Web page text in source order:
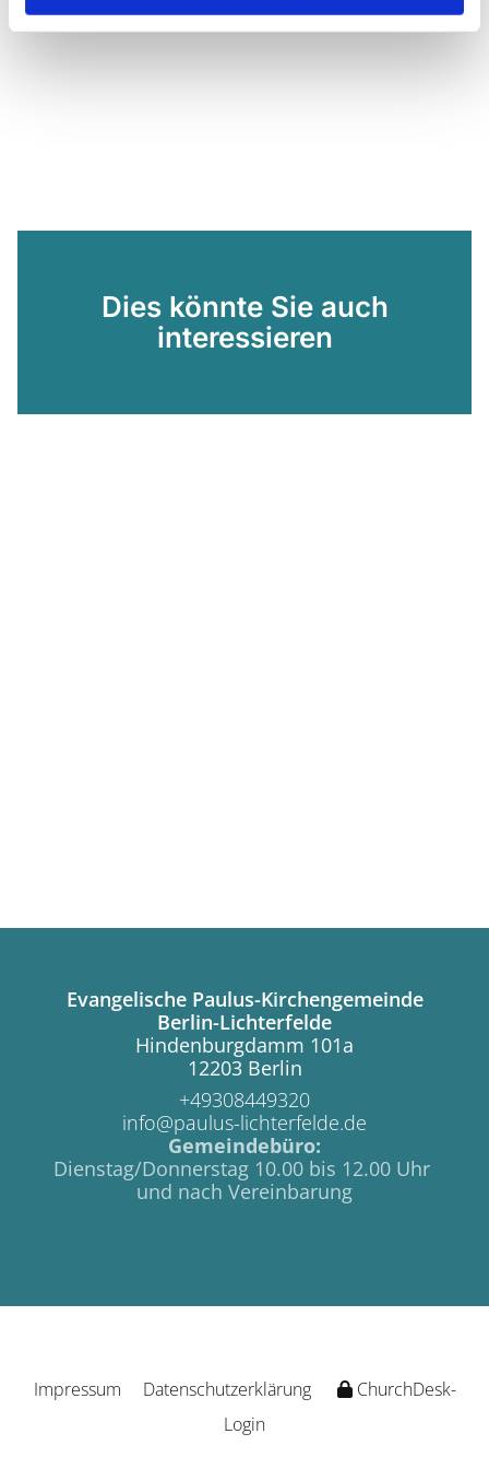
Dies könnte Sie auch
interessieren
Evangelische Paulus-Kirchengemeinde
Berlin-Lichterfelde
Hindenburgdamm 101a
12203 Berlin
+49308449320
info@paulus-lichterfelde.de
Gemeindebüro:
Dienstag/Donnerstag 10.00 bis 12.00 Uhr
und nach Vereinbarung
Impressum Datenschutzerklärung
ChurchDesk-
Login